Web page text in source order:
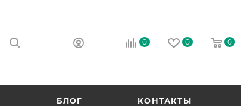
0 0 0
БЛОГ КОНТАКТЫ